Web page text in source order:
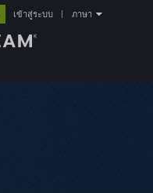
เข้าสู่ระบบ ภาษา